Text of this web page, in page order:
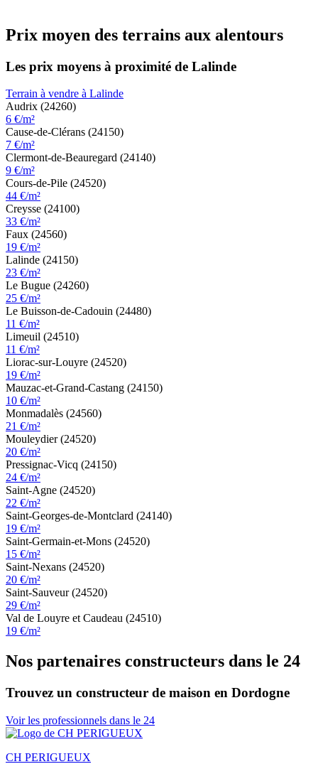
Prix moyen des terrains aux alentours
Les prix moyens à proximité de Lalinde
Terrain à vendre à Lalinde
Audrix (24260)
6 €/m²
Cause-de-Clérans (24150)
7 €/m²
Clermont-de-Beauregard (24140)
9 €/m²
Cours-de-Pile (24520)
44 €/m²
Creysse (24100)
33 €/m²
Faux (24560)
19 €/m²
Lalinde (24150)
23 €/m²
Le Bugue (24260)
25 €/m²
Le Buisson-de-Cadouin (24480)
11 €/m²
Limeuil (24510)
11 €/m²
Liorac-sur-Louyre (24520)
19 €/m²
Mauzac-et-Grand-Castang (24150)
10 €/m²
Monmadalès (24560)
21 €/m²
Mouleydier (24520)
20 €/m²
Pressignac-Vicq (24150)
24 €/m²
Saint-Agne (24520)
22 €/m²
Saint-Georges-de-Montclard (24140)
19 €/m²
Saint-Germain-et-Mons (24520)
15 €/m²
Saint-Nexans (24520)
20 €/m²
Saint-Sauveur (24520)
29 €/m²
Val de Louyre et Caudeau (24510)
19 €/m²
Nos partenaires constructeurs dans le 24
Trouvez un constructeur de maison en Dordogne
Voir les professionnels dans le 24
CH PERIGUEUX